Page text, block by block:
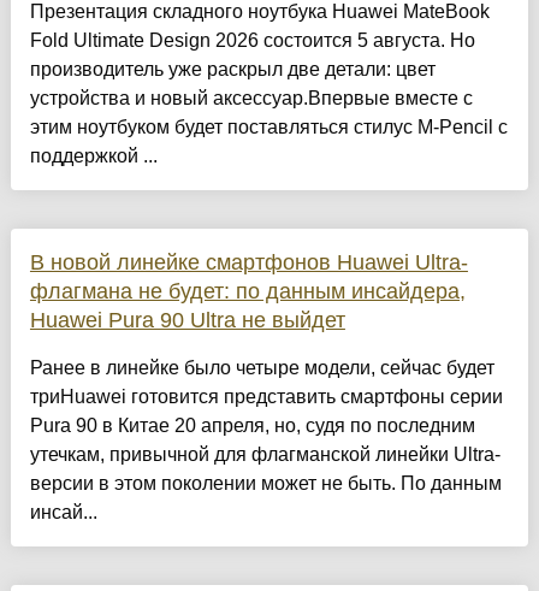
Презентация складного ноутбука Huawei MateBook
Fold Ultimate Design 2026 состоится 5 августа. Но
производитель уже раскрыл две детали: цвет
устройства и новый аксессуар.Впервые вместе с
этим ноутбуком будет поставляться стилус M‑Pencil с
поддержкой ...
В новой линейке смартфонов Huawei Ultra-
флагмана не будет: по данным инсайдера,
Huawei Pura 90 Ultra не выйдет
Ранее в линейке было четыре модели, сейчас будет
триHuawei готовится представить смартфоны серии
Pura 90 в Китае 20 апреля, но, судя по последним
утечкам, привычной для флагманской линейки Ultra-
версии в этом поколении может не быть. По данным
инсай...